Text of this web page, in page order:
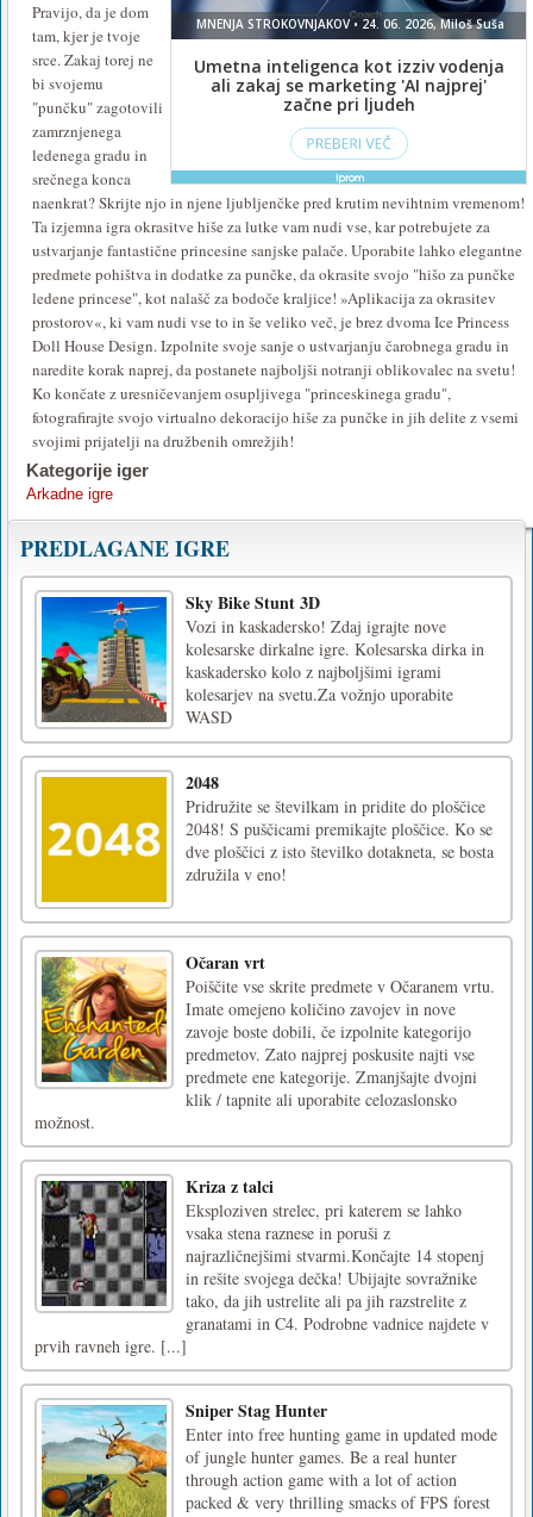
Pravijo, da je dom
tam, kjer je tvoje
srce. Zakaj torej ne
bi svojemu
"punčku" zagotovili
zamrznjenega
ledenega gradu in
srečnega konca
naenkrat? Skrijte njo in njene ljubljenčke pred krutim nevihtnim vremenom!
Ta izjemna igra okrasitve hiše za lutke vam nudi vse, kar potrebujete za
ustvarjanje fantastične princesine sanjske palače. Uporabite lahko elegantne
predmete pohištva in dodatke za punčke, da okrasite svojo "hišo za punčke
ledene princese", kot nalašč za bodoče kraljice! »Aplikacija za okrasitev
prostorov«, ki vam nudi vse to in še veliko več, je brez dvoma Ice Princess
Doll House Design. Izpolnite svoje sanje o ustvarjanju čarobnega gradu in
naredite korak naprej, da postanete najboljši notranji oblikovalec na svetu!
Ko končate z uresničevanjem osupljivega "princeskinega gradu",
fotografirajte svojo virtualno dekoracijo hiše za punčke in jih delite z vsemi
svojimi prijatelji na družbenih omrežjih!
Kategorije iger
Arkadne igre
PREDLAGANE IGRE
Sky Bike Stunt 3D
Vozi in kaskadersko! Zdaj igrajte nove
kolesarske dirkalne igre. Kolesarska dirka in
kaskadersko kolo z najboljšimi igrami
kolesarjev na svetu.Za vožnjo uporabite
WASD
2048
Pridružite se številkam in pridite do ploščice
2048! S puščicami premikajte ploščice. Ko se
dve ploščici z isto številko dotakneta, se bosta
združila v eno!
Očaran vrt
Poiščite vse skrite predmete v Očaranem vrtu.
Imate omejeno količino zavojev in nove
zavoje boste dobili, če izpolnite kategorijo
predmetov. Zato najprej poskusite najti vse
predmete ene kategorije. Zmanjšajte dvojni
klik / tapnite ali uporabite celozaslonsko
možnost.
Kriza z talci
Eksploziven strelec, pri katerem se lahko
vsaka stena raznese in poruši z
najrazličnejšimi stvarmi.Končajte 14 stopenj
in rešite svojega dečka! Ubijajte sovražnike
tako, da jih ustrelite ali pa jih razstrelite z
granatami in C4. Podrobne vadnice najdete v
prvih ravneh igre. [...]
Sniper Stag Hunter
Enter into free hunting game in updated mode
of jungle hunter games. Be a real hunter
through action game with a lot of action
packed & very thrilling smacks of FPS forest